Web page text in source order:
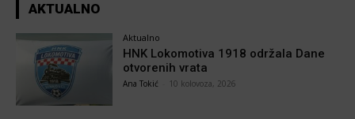
AKTUALNO
Aktualno
HNK Lokomotiva 1918 održala Dane
otvorenih vrata
Ana Tokić 10 kolovoza, 2026